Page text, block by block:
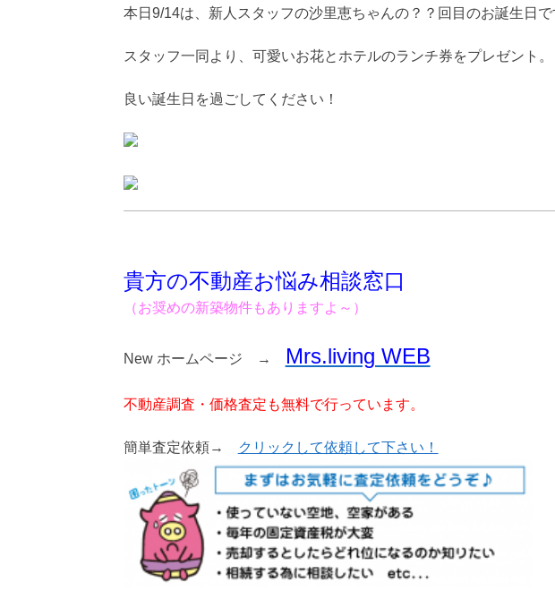
本日9/14は、新人スタッフの沙里恵ちゃんの？？回目のお誕生日で
スタッフ一同より、可愛いお花とホテルのランチ券をプレゼント。
良い誕生日を過ごしてください！
貴方の不動産お悩み相談窓口
（お奨めの新築物件もありますよ～）
New ホームページ → Mrs.living WEB
不動産調査・価格査定も無料で行っています。
簡単査定依頼→ クリックして依頼して下さい！